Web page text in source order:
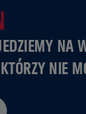
NA
NIE